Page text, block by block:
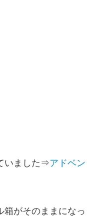
いました⇒アドベン
箱がそのままになっ